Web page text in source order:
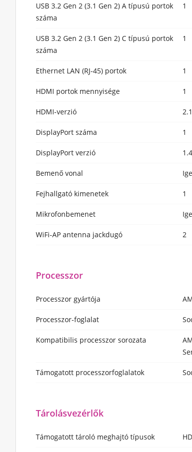
USB 3.2 Gen 2 (3.1 Gen 2) A típusú portok
száma
1
USB 3.2 Gen 2 (3.1 Gen 2) C típusú portok
száma
1
Ethernet LAN (RJ-45) portok 1
HDMI portok mennyisége 1
HDMI-verzió 2.1
DisplayPort száma 1
DisplayPort verzió 1.4
Bemenő vonal
Fejhallgató kimenetek 1
Mikrofonbemenet
WiFi-AP antenna jackdugó 2
Processzor
Processzor gyártója
Processzor-foglalat
Kompatibilis processzor sorozata
Támogatott processzorfoglalatok
Tárolásvezérlők
Támogatott tároló meghajtó típusok